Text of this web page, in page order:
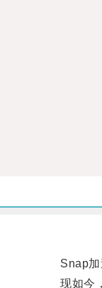
Snap加速
现如今，